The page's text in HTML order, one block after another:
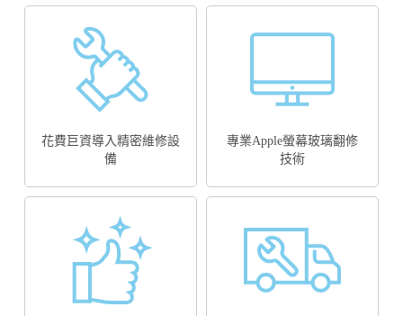
花費巨資導入精密維修設
備
專業Apple螢幕玻璃翻修
技術